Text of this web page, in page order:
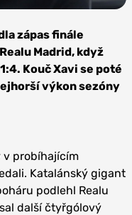
zápas finále
Madrid, když
Kouč Xavi se poté
výkon sezóny
v probíhajícím
Katalánský gigant
podlehl Realu
další čtyřgólový